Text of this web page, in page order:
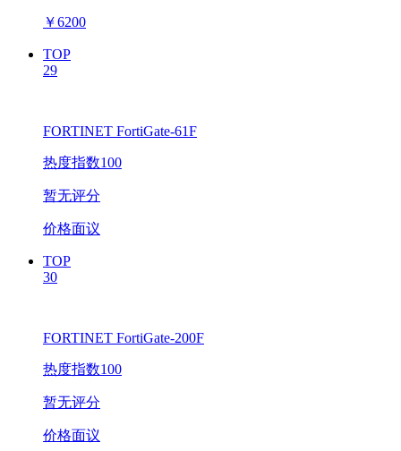
￥6200
TOP
29
FORTINET FortiGate-61F
热度指数100
暂无评分
价格面议
TOP
30
FORTINET FortiGate-200F
热度指数100
暂无评分
价格面议